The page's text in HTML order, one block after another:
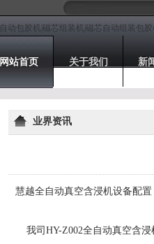
网站首页 关于我们 新
业界资讯
慧越全自动真空含浸机设备配置
我司HY-Z002全自动真空含浸